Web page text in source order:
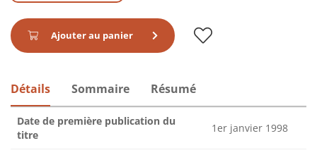
Ajouter au panier
Détails Sommaire Résumé
Date de première publication du
titre
1er janvier 1998